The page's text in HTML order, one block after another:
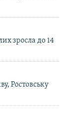
зросла до 14
Ростовську